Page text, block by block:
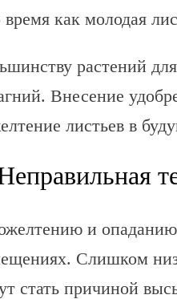
время как молодая
растений
Внесение
листьев в
и опаданию
Слишком
стать причиной